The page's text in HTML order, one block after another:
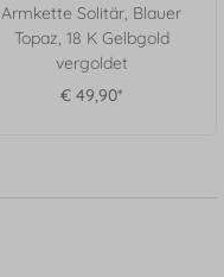
Armkette Solitär, Blauer
Topaz, 18 K Gelbgold
vergoldet
€ 49,90*